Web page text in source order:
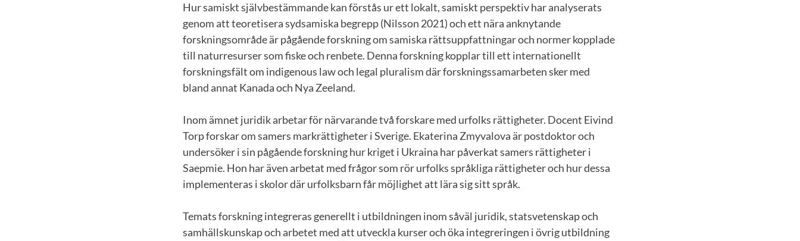
Hur samiskt självbestämmande kan förstås ur ett lokalt, samiskt perspektiv har analyserats
genom att teoretisera sydsamiska begrepp (Nilsson 2021) och ett nära anknytande
forskningsområde är pågående forskning om samiska rättsuppfattningar och normer kopplade
till naturresurser som fiske och renbete. Denna forskning kopplar till ett internationellt
forskningsfält om indigenous law och legal pluralism där forskningssamarbeten sker med
bland annat Kanada och Nya Zeeland.
Inom ämnet juridik arbetar för närvarande två forskare med urfolks rättigheter. Docent Eivind
Torp forskar om samers markrättigheter i Sverige. Ekaterina Zmyvalova är postdoktor och
undersöker i sin pågående forskning hur kriget i Ukraina har påverkat samers rättigheter i
Saepmie. Hon har även arbetat med frågor som rör urfolks språkliga rättigheter och hur dessa
implementeras i skolor där urfolksbarn får möjlighet att lära sig sitt språk.
Temats forskning integreras generellt i utbildningen inom såväl juridik, statsvetenskap och
samhällskunskap och arbetet med att utveckla kurser och öka integreringen i övrig utbildning